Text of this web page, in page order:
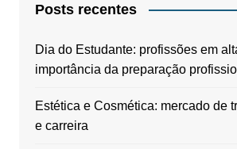
Posts recentes
Dia do Estudante: profissões em
importância da preparação
Estética e Cosmética: mercado de
e carreira